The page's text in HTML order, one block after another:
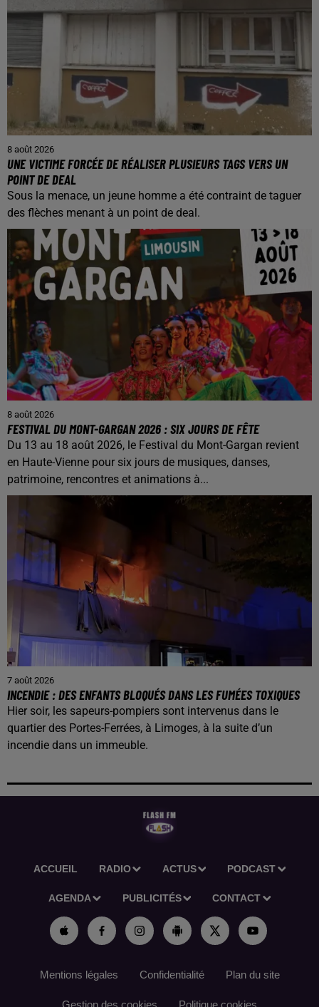
8 août 2026
UNE VICTIME FORCÉE DE RÉALISER PLUSIEURS TAGS VERS UN
POINT DE DEAL
Sous la menace, un jeune homme a été contraint de taguer
des flèches menant à un point de deal.
8 août 2026
FESTIVAL DU MONT-GARGAN 2026 : SIX JOURS DE FÊTE
Du 13 au 18 août 2026, le Festival du Mont-Gargan revient
en Haute-Vienne pour six jours de musiques, danses,
patrimoine, rencontres et animations à...
7 août 2026
INCENDIE : DES ENFANTS BLOQUÉS DANS LES FUMÉES TOXIQUES
Hier soir, les sapeurs-pompiers sont intervenus dans le
quartier des Portes-Ferrées, à Limoges, à la suite d’un
incendie dans un immeuble.
ACCUEIL RADIO ACTUS PODCAST
AGENDA PUBLICITÉS CONTACT
Mentions légales Confidentialité Plan du site